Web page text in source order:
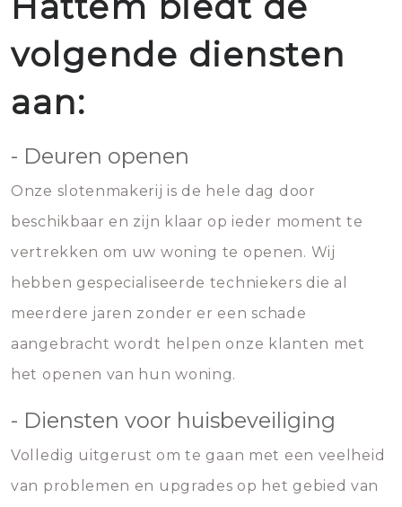
volgende diensten
aan:
- Deuren openen
Onze slotenmakerij is de hele dag door
beschikbaar en zijn klaar op ieder moment te
vertrekken om uw woning te openen. Wij
hebben gespecialiseerde techniekers die al
meerdere jaren zonder er een schade
aangebracht wordt helpen onze klanten met
het openen van hun woning.
- Diensten voor huisbeveiliging
Volledig uitgerust om te gaan met een veelheid
van problemen en upgrades op het gebied van